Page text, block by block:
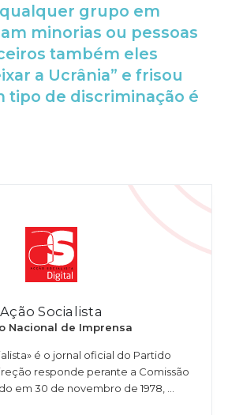
grupo em
minorias ou pessoas
também eles
a Ucrânia” e frisou
tipo de discriminação é
Ação Socialista
Nacional de Imprensa
é o jornal oficial do Partido
responde perante a Comissão
em 30 de novembro de 1978, ...